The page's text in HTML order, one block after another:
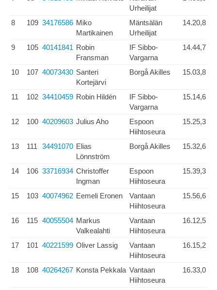
Urheilijat
8 109 34176586 Miko
Martikainen
Mäntsälän
Urheilijat
14.20,8
9 105 40141841 Robin
Fransman
IF Sibbo-
Vargarna
14.44,7
10 107 40073430 Santeri
Kortejärvi
Borgå Akilles 15.03,8
11 102 34410459 Robin Hildén
IF Sibbo-
Vargarna
15.14,6
12 100 40209603 Julius Aho
Espoon
Hiihtoseura
15.25,3
13 111 34491070 Elias
Lönnström
Borgå Akilles 15.32,6
14 106 33716934 Christoffer
Ingman
Espoon
Hiihtoseura
15.39,3
15 103 40074962 Eemeli Eronen
Vantaan
Hiihtoseura
15.56,6
16 115 40055504 Markus
Valkealahti
Vantaan
Hiihtoseura
16.12,5
17 101 40221599 Oliver Lassig
Vantaan
Hiihtoseura
16.15,2
18 108 40264267 Konsta Pekkala Vantaan
Hiihtoseura
16.33,0